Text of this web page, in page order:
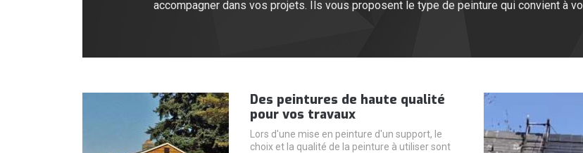
accompagner dans vos projets. Ils vous proposent le type de peinture qui convient à
Des peintures de haute qualité
pour vos travaux
Lors d'une mise en peinture d'un support, le
choix et la qualité de la peinture à utiliser sont